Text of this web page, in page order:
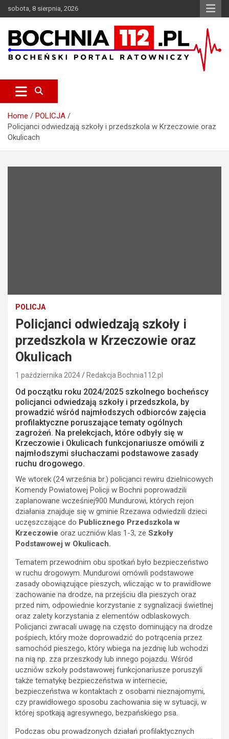
k
o
t
sobota, 8 sierpnia, 2026
BOCHNIA112.pl
Home
POLICJA
Policjanci odwiedzają szkoły i przedszkola w Krzeczowie oraz
Okulicach
POLICJA
Policjanci odwiedzają szkoły i
przedszkola w Krzeczowie oraz
Okulicach
1 października 2024 Redakcja Bochnia112.pl
Od początku roku 2024/2025 szkolnego bocheńscy
policjanci odwiedzają szkoły i przedszkola, by
prowadzić wśród najmłodszych odbiorców zajęcia
profilaktyczne poruszające tematy ogólnych
zagrożeń. Na prelekcjach, które odbyły się w
Krzeczowie i Okulicach funkcjonariusze omówili z
najmłodszymi słuchaczami podstawowe zasady
ruchu drogowego.
We wtorek (24 września br.) policjanci rewiru dzielnicowych
Komendy Powiatowej Policji w Bochni poprowadzili
zaplanowane wcześniej900 Mundurowi, których rejon
działania znajduje się w gminie Rzezawa odwiedzili dzieci
uczęszczające do Publicznego Przedszkola w
Krzeczowie oraz uczniów klas 1-3, ze Szkoły
Podstawowej w Okulicach.
Tematem przewodnim obu spotkań było bezpieczeństwo
w ruchu drogowym. Mundurowi omówili podstawowe
zasady obowiązujące pieszych, wliczając w to prawidłowe
zachowanie na drodze, na przejściu dla pieszych oraz
przed nim, odpowiednie korzystanie z sygnalizacji świetlnej
oraz zalety korzystania z elementów odblaskowych.
Policjanci zwracali uwagę na często dominujący na drodze
pośpiech, który może doprowadzić do potrącenia przez
samochód pieszego, który wbiega na jezdnię lub wchodzi
na nią np. zza przeszkody lub innego pojazdu. Wśród
uczniów szkoły podstawowej funkcjonariusze poruszyli
także tematykę bezpieczeństwa w internecie,
bezpieczeństwa w kontaktach z osobami nieznajomymi,
czy prawidłowego sposobu zachowania się w sytuacji, w
której spotkają agresywnego, bezpańskiego psa.
Podczas obu prowadzonych działań profilaktycznych